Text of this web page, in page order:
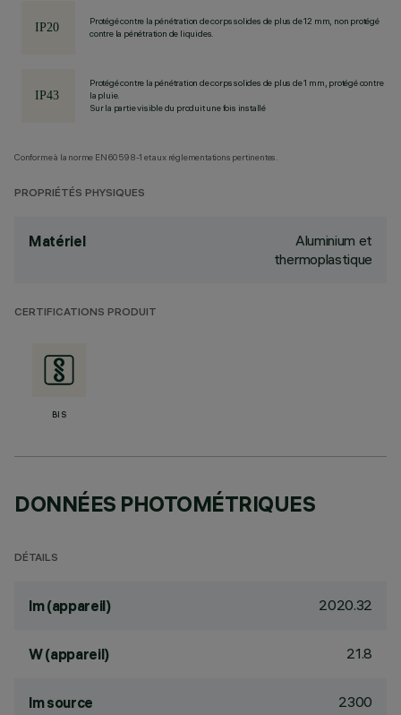
Protégé contre la pénétration de corps solides de plus de 12 mm, non protégé
contre la pénétration de liquides.
Protégé contre la pénétration de corps solides de plus de 1 mm, protégé contre
la pluie.
Sur la partie visible du produit une fois installé
Conforme à la norme EN60598-1 et aux réglementations pertinentes.
PROPRIÉTÉS PHYSIQUES
Matériel
Aluminium et
thermoplastique
CERTIFICATIONS PRODUIT
BIS
DONNÉES PHOTOMÉTRIQUES
DÉTAILS
lm (appareil) 2020.32
W (appareil) 21.8
lm source 2300